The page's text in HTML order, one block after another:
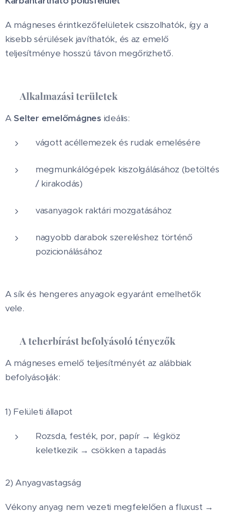
A mágneses érintkezőfelületek csiszolhatók, így a
kisebb sérülések javíthatók, és az emelő
teljesítménye hosszú távon megőrizhető.
Alkalmazási területek
ASelter emelőmágnes ideális:
vágott acéllemezek és rudak emelésére
megmunkálógépek kiszolgálásához (betöltés
/ kirakodás)
vasanyagok raktári mozgatásához
nagyobb darabok szereléshez történő
pozicionálásához
A sík és hengeres anyagok egyaránt emelhetők
vele.
A teherbírást befolyásoló tényezők
A mágneses emelő teljesítményét az alábbiak
befolyásolják:
1) Felületi állapot
Rozsda, festék, por, papír → légköz
keletkezik → csökken a tapadás
2) Anyagvastagság
Vékony anyag nem vezeti megfelelően a fluxust →